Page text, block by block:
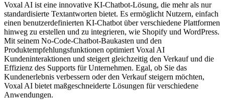
Voxal AI ist eine innovative KI-Chatbot-Lösung, die mehr als nur
standardisierte Textantworten bietet. Es ermöglicht Nutzern, einfach
einen benutzerdefinierten KI-Chatbot über verschiedene Plattformen
hinweg zu erstellen und zu integrieren, wie Shopify und WordPress.
Mit seinem No-Code-Chatbot-Baukasten und den
Produktempfehlungsfunktionen optimiert Voxal AI
Kundeninteraktionen und steigert gleichzeitig den Verkauf und die
Effizienz des Supports für Unternehmen. Egal, ob Sie das
Kundenerlebnis verbessern oder den Verkauf steigern möchten,
Voxal AI bietet maßgeschneiderte Lösungen für verschiedene
Anwendungen.